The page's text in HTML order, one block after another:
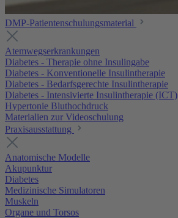
DMP-Patientenschulungsmaterial
Atemwegserkrankungen
Diabetes - Therapie ohne Insulingabe
Diabetes - Konventionelle Insulintherapie
Diabetes - Bedarfsgerechte Insulintherapie
Diabetes - Intensivierte Insulintherapie (ICT)
Hypertonie Bluthochdruck
Materialien zur Videoschulung
Praxisausstattung
Anatomische Modelle
Akupunktur
Diabetes
Medizinische Simulatoren
Muskeln
Organe und Torsos